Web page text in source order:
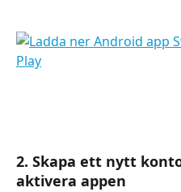
2. Skapa ett nytt
aktivera appen